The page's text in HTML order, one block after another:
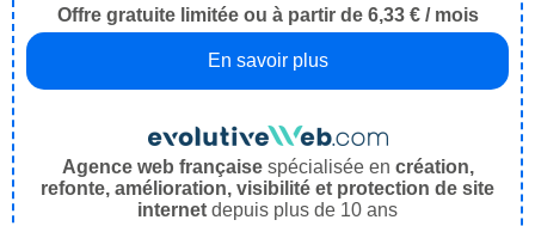
Offre gratuite limitée ou à partir de 6,33 € / mois
En savoir plus
Agence web françaisespécialisée en création,
refonte, amélioration, visibilité et protection de site
internet depuis plus de 10 ans